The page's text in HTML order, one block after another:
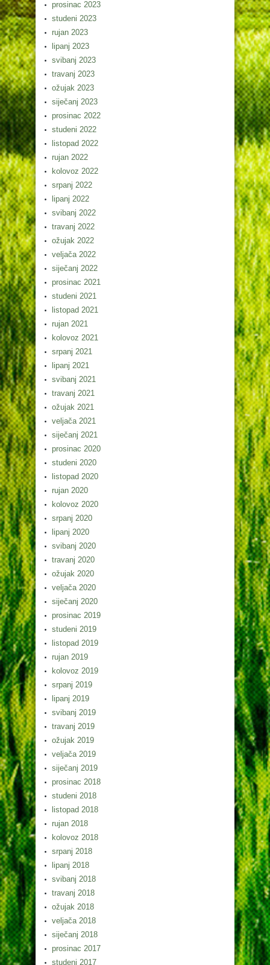
prosinac 2023
studeni 2023
rujan 2023
lipanj 2023
svibanj 2023
travanj 2023
ožujak 2023
siječanj 2023
prosinac 2022
studeni 2022
listopad 2022
rujan 2022
kolovoz 2022
srpanj 2022
lipanj 2022
svibanj 2022
travanj 2022
ožujak 2022
veljača 2022
siječanj 2022
prosinac 2021
studeni 2021
listopad 2021
rujan 2021
kolovoz 2021
srpanj 2021
lipanj 2021
svibanj 2021
travanj 2021
ožujak 2021
veljača 2021
siječanj 2021
prosinac 2020
studeni 2020
listopad 2020
rujan 2020
kolovoz 2020
srpanj 2020
lipanj 2020
svibanj 2020
travanj 2020
ožujak 2020
veljača 2020
siječanj 2020
prosinac 2019
studeni 2019
listopad 2019
rujan 2019
kolovoz 2019
srpanj 2019
lipanj 2019
svibanj 2019
travanj 2019
ožujak 2019
veljača 2019
siječanj 2019
prosinac 2018
studeni 2018
listopad 2018
rujan 2018
kolovoz 2018
srpanj 2018
lipanj 2018
svibanj 2018
travanj 2018
ožujak 2018
veljača 2018
siječanj 2018
prosinac 2017
studeni 2017